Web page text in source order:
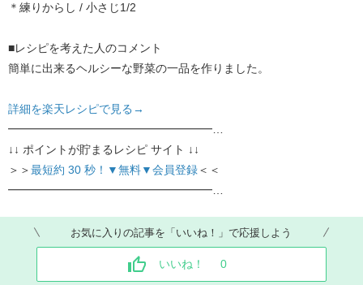
＊練りからし / 小さじ1/2
■レシピを考えた人のコメント
簡単に出来るヘルシーな野菜の一品を作りました。
詳細を楽天レシピで見る→
━━━━━━━━━━━━━━━━━━…
↓↓ ポイントが貯まるレシピ サイト ↓↓
＞＞最短約 30 秒！▼無料▼会員登録＜＜
━━━━━━━━━━━━━━━━━━…
お気に入りの記事を「いいね！」で応援しよう
いいね！ 0